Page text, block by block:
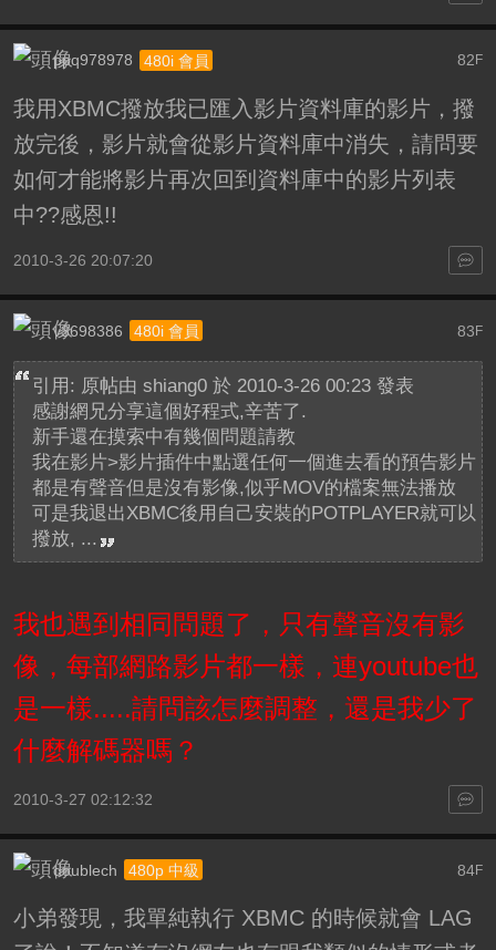
82 F
ppq978978 480i 會員
我用XBMC撥放我已匯入影片資料庫的影片，撥
放完後，影片就會從影片資料庫中消失，請問要
如何才能將影片再次回到資料庫中的影片列表
中??感恩!!
2010-3-26 20:07:20
83F
v3698386 480i 會員
引用: 原帖由 shiang0於 2010-3-26 00:23 發表
感謝網兄分享這個好程式,辛苦了.
新手還在摸索中有幾個問題請教
我在影片>影片插件中點選任何一個進去看的預告影片
都是有聲音但是沒有影像,似乎MOV的檔案無法播放
可是我退出XBMC後用自己安裝的POTPLAYER就可以
撥放, ...
我也遇到相同問題了，只有聲音沒有影
像，每部網路影片都一樣，連youtube也
是一樣.....請問該怎麼調整，還是我少了
什麼解碼器嗎？
2010-3-27 02:12:32
84F
doublech 480p 中級
小弟發現，我單純執行 XBMC 的時候就會 LAG